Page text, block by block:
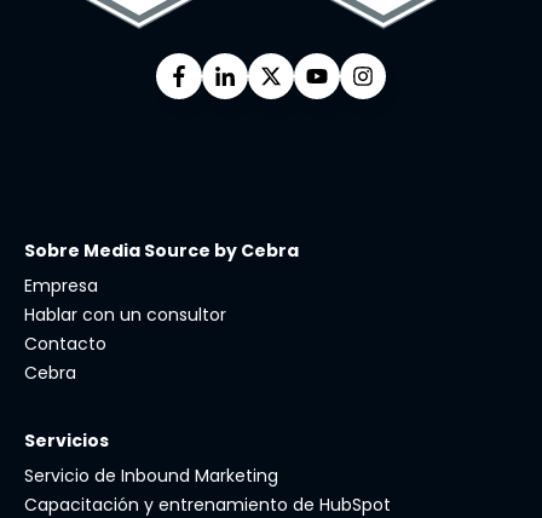
Sobre Media Source by Cebra
Empresa
Hablar con un consultor
Contacto
Cebra
Servicios
Servicio de Inbound Marketing
Capacitación y entrenamiento de HubSpot